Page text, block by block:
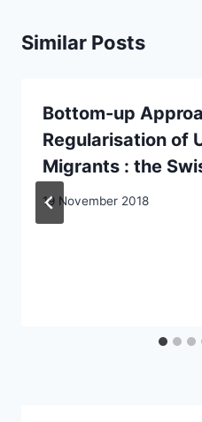
Similar Posts
Bottom-up
Regularisation of
Migrants : the
19 November 2018